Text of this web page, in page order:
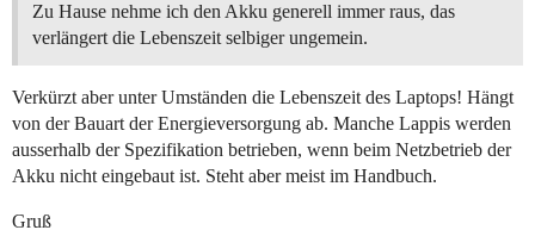
Zu Hause nehme ich den Akku generell immer raus, das
verlängert die Lebenszeit selbiger ungemein.
Verkürzt aber unter Umständen die Lebenszeit des Laptops! Hängt
von der Bauart der Energieversorgung ab. Manche Lappis werden
ausserhalb der Spezifikation betrieben, wenn beim Netzbetrieb der
Akku nicht eingebaut ist. Steht aber meist im Handbuch.
Gruß